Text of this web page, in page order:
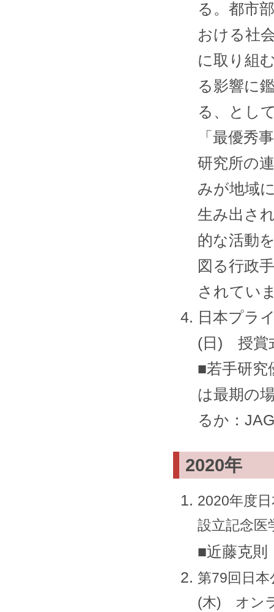
る。都市
おける社
に取り組
る影響に
る、とし
「最優秀
研究所の
みが地域
生み出さ
的な活動
図る行政
されてい
日本プラ
(日) 授賞
■若手研
は最期の
るか：
2020年
2020年度
設立記念医
■近藤克則
第79回日
(木) オン